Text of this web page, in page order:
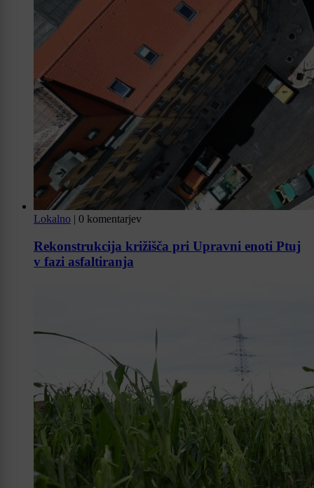
Lokalno | 0 komentarjev
Rekonstrukcija križišča pri Upravni enoti Ptuj
v fazi asfaltiranja